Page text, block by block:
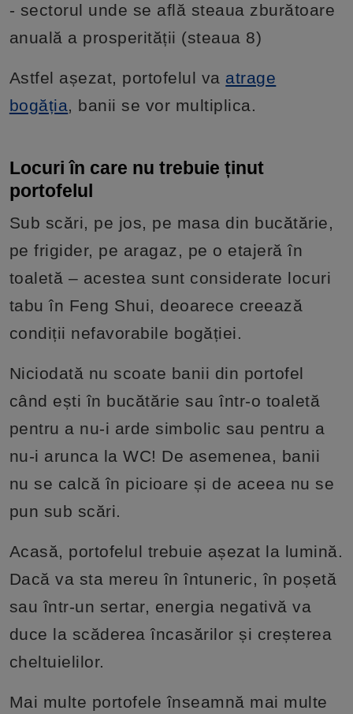
- sectorul unde se află steaua zburătoare
anuală a prosperității (steaua 8)
Astfel așezat, portofelul va atrage
bogăția, banii se vor multiplica.
Locuri în care nu trebuie ținut
portofelul
Sub scări, pe jos, pe masa din bucătărie,
pe frigider, pe aragaz, pe o etajeră în
toaletă – acestea sunt considerate locuri
tabu în Feng Shui, deoarece creează
condiții nefavorabile bogăției.
Niciodată nu scoate banii din portofel
când ești în bucătărie sau într-o toaletă
pentru a nu-i arde simbolic sau pentru a
nu-i arunca la WC! De asemenea, banii
nu se calcă în picioare și de aceea nu se
pun sub scări.
Acasă, portofelul trebuie așezat la lumină.
Dacă va sta mereu în întuneric, în poșetă
sau într-un sertar, energia negativă va
duce la scăderea încasărilor și creșterea
cheltuielilor.
Mai multe portofele înseamnă mai multe